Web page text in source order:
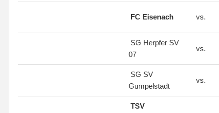
FC Eisenach vs.
SG Herpfer SV
07
vs.
SG SV
Gumpelstadt
vs.
TSV